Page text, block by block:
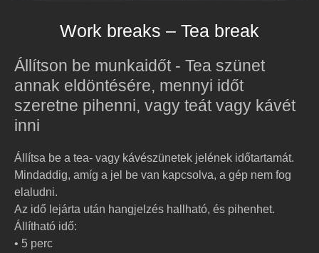
Work breaks – Tea break
Állítson be munkaidőt - Tea szünet
annak eldöntésére, mennyi időt
szeretne pihenni, vagy teát vagy kávét
inni
Állítsa be a tea- vagy kávészünetek jelének időtartamát.
Mindaddig, amíg a jel be van kapcsolva, a gép nem fog
elaludni.
Az idő lejárta után hangjelzés hallható, és pihenhet.
Állítható idő:
• 5 perc